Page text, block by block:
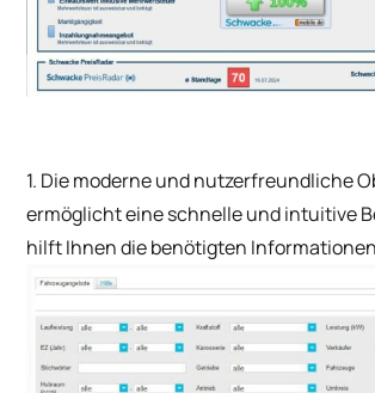
1. Die moderne und nutzerfreundliche
ermöglicht eine schnelle und intuitive
hilft Ihnen die benötigten